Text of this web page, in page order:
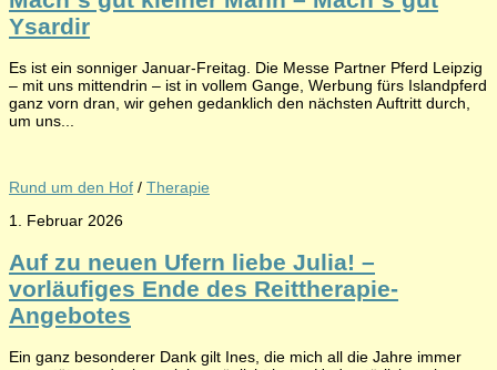
Ysardir
Es ist ein sonniger Januar-Freitag. Die Messe Partner Pferd Leipzig
– mit uns mittendrin – ist in vollem Gange, Werbung fürs Islandpferd
ganz vorn dran, wir gehen gedanklich den nächsten Auftritt durch,
um uns...
Rund um den Hof / Therapie
1. Februar 2026
Auf zu neuen Ufern liebe Julia! –
vorläufiges Ende des Reittherapie-
Angebotes
Ein ganz besonderer Dank gilt Ines, die mich all die Jahre immer